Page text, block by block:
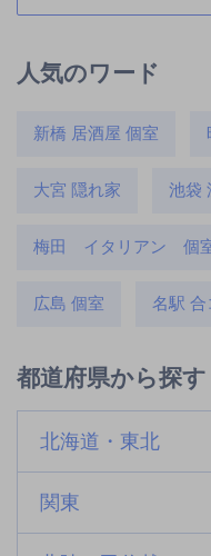
人気のワード
新橋 居酒屋 個室
大宮 隠れ家 池袋
梅田 イタリアン 個
広島 個室 名駅 合
都道府県から探す
北海道・東北
関東